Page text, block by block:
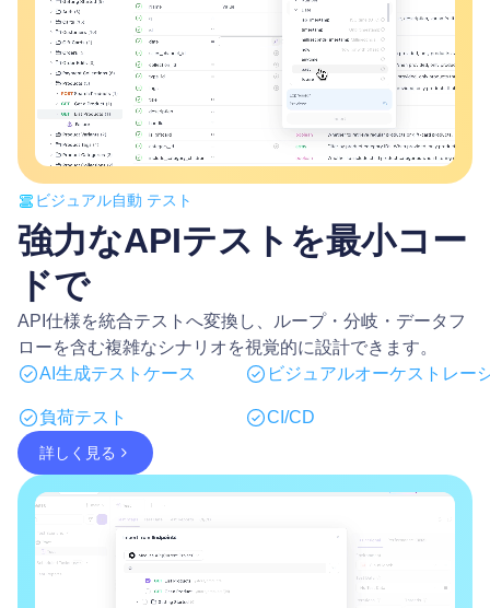
ビジュアル自動 テスト
強力なAPIテストを最小コー
ドで
API仕様を統合テストへ変換し、ループ・分岐・データフ
ローを含む複雑なシナリオを視覚的に設計できます。
AI生成テストケース
ビジュアルオーケストレー
負荷テスト CI/CD
詳しく見る